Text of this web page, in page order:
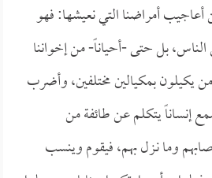
أعاجيب أمراضنا التي نعيشها: فهو
بل حتى -أحياناً- من إخواننا
يكيلون بمكيالين مختلفين، وأضرب
إنساناً يتكلم عن طائفة من
وما نـزل بهم، فيقوم وينسب